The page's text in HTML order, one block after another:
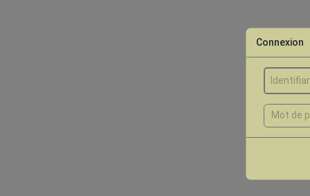
Connexion